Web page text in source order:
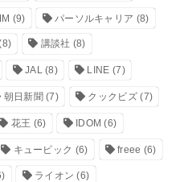
(9) パーソルキャリア (8)
講談社 (8)
JAL(8) LINE (7)
朝日新聞 (7) クックビズ(7)
花王 (6) IDOM (6)
キュービック (6) freee (6)
ライオン (6)